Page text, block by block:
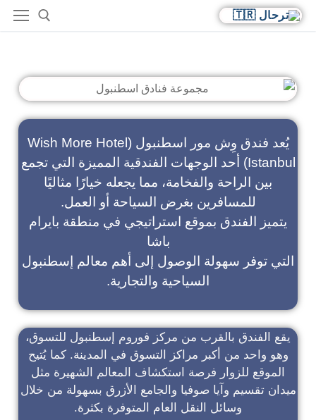
يُعد فندق وِش مور اسطنبول (Wish More Hotel
Istanbul) أحد الوجهات الفندقية المميزة التي تجمع
بين الراحة والفخامة، مما يجعله خيارًا مثاليًا
للمسافرين بغرض السياحة أو العمل.
يتميز الفندق بموقع استراتيجي في منطقة بايرام
باشا
التي توفر سهولة الوصول إلى أهم معالم إسطنبول
السياحية والتجارية.
يقع الفندق بالقرب من مركز فوروم إسطنبول للتسوق،
وهو واحد من أكبر مراكز التسوق في المدينة. كما يُتيح
الموقع للزوار فرصة استكشاف المعالم الشهيرة مثل
ميدان تقسيم وآيا صوفيا والجامع الأزرق بسهولة من خلال
وسائل النقل العام المتوفرة بكثرة.